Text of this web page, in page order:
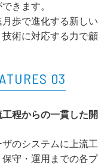
きます。
月歩で進化する新し
技術に対応する力で
03
工程からの一貫した
ザのシステムに上流
保守・運用までの各